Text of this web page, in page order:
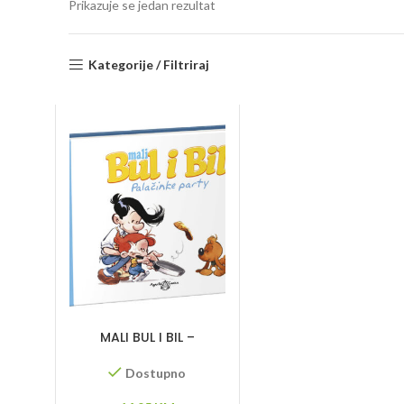
Prikazuje se jedan rezultat
Kategorije / Filtriraj
MALI BUL I BIL –
Dostupno